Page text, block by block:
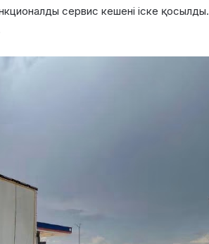
сервис кешені іске қосылды.